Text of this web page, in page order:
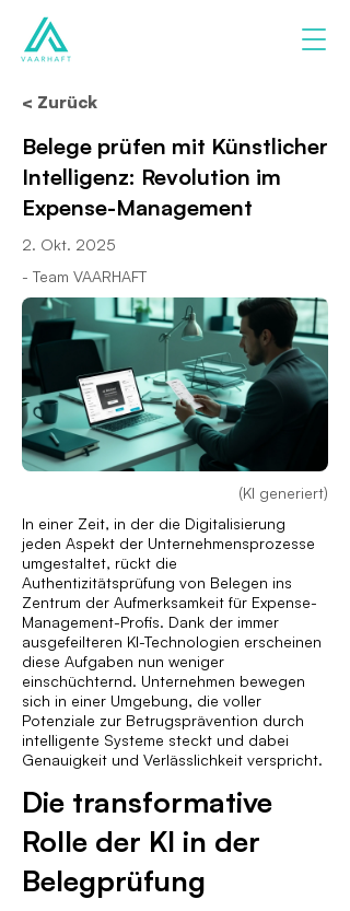
< Zurück
Belege prüfen mit Künstlicher
Intelligenz: Revolution im
Expense-Management
2. Okt. 2025
- Team VAARHAFT
(KI generiert)
In einer Zeit, in der die Digitalisierung
jeden Aspekt der Unternehmensprozesse
umgestaltet, rückt die
Authentizitätsprüfung von Belegen ins
Zentrum der Aufmerksamkeit für Expense-
Management-Profis. Dank der immer
ausgefeilteren KI-Technologien erscheinen
diese Aufgaben nun weniger
einschüchternd. Unternehmen bewegen
sich in einer Umgebung, die voller
Potenziale zur Betrugsprävention durch
intelligente Systeme steckt und dabei
Genauigkeit und Verlässlichkeit verspricht.
Die transformative
Rolle der KI in der
Belegprüfung